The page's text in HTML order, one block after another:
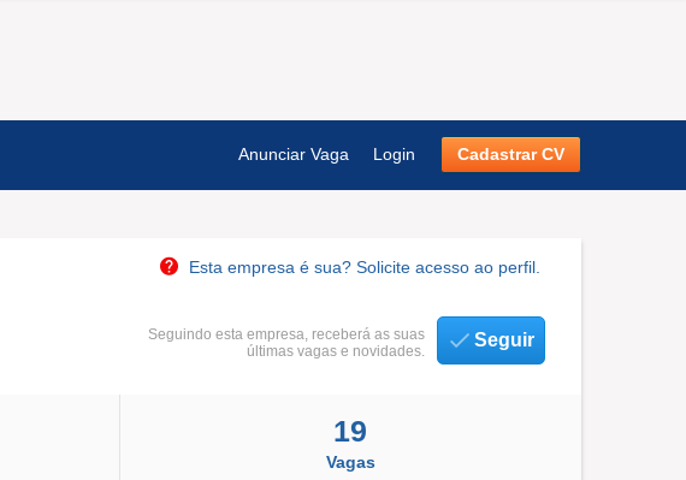
Anunciar Vaga Login Cadastrar CV
Esta empresa é sua? Solicite acesso ao perfil.
Seguindo esta empresa, receberá as suas
últimas vagas e novidades.
Seguir
19
Vagas